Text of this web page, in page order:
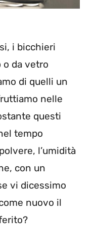
i bicchieri
o da vetro
di quelli un
nelle
questi
tempo
l’umidità
con un
vi dicessimo
nuovo il